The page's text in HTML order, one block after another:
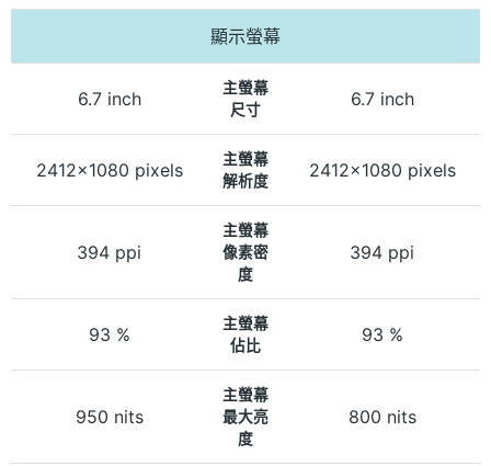
顯示螢幕
6.7 inch
主螢幕
尺寸
6.7 inch
2412x1080 pixels
主螢幕
解析度
2412x1080 pixels
394 ppi
主螢幕
像素密
度
394 ppi
93 %
主螢幕
佔比
93 %
950 nits
主螢幕
最大亮
度
800 nits